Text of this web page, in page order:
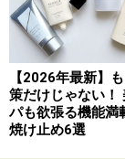
後、通常通り
とで、染まり
DATA：AmSk
【2026年最新】
策だけじゃない！
パも欲張る機能満
焼け止め6選